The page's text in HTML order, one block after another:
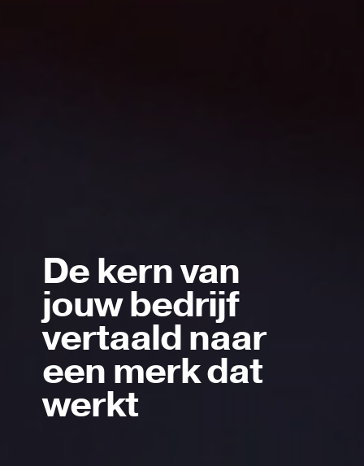
De kern van
jouw bedrijf
vertaald naar
een merk dat
werkt